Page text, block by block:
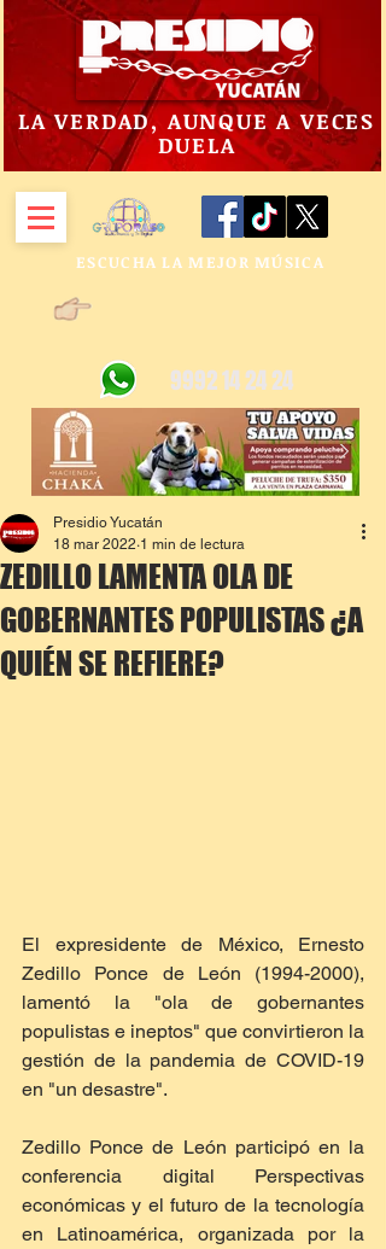
LA VERDAD, AUNQUE A VECES
DUELA
ESCUCHA LA MEJOR MÚSICA
9992 14 24 24
ZEDILLO LAMENTA OLA DE
GOBERNANTES POPULISTAS ¿A
QUIÉN SE REFIERE?
Presidio Yucatán
18 mar 2022 1 min de lectura
El expresidente de México, Ernesto
Zedillo Ponce de León (1994-2000),
lamentó la "ola de gobernantes
populistas e ineptos" que convirtieron la
gestión de la pandemia de COVID-19
en "un desastre".
Zedillo Ponce de León participó en la
conferencia digital Perspectivas
económicas y el futuro de la tecnología
en Latinoamérica, organizada por la